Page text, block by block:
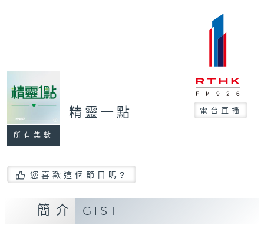
所有集數
精靈一點 電台直播
您喜歡這個節目嗎?
簡介 GIST